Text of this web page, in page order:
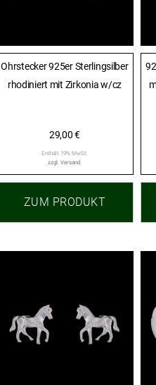
Ohrstecker 925er Sterlingsilber
rhodiniert mit Zirkonia w/cz
29,00€
Enthält 19% MwSt.
zzgl.Versand
ZUM PRODUKT